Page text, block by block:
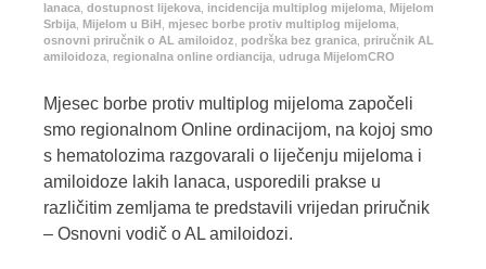
lanaca dostupnost lijekova incidencija multiplog mijeloma Mijelom
Srbija Mijelom u BiH mjesec borbe protiv multiplog mijeloma
osnovni priručnik o AL amiloidoz
podrška bez granica priručnik AL
amiloidoza regionalna online ordiancija udruga MijelomCRO
Mjesec borbe protiv multiplog mijeloma započeli
smo regionalnom Online ordinacijom, na kojoj smo
s hematolozima razgovarali o liječenju mijeloma i
amiloidoze lakih lanaca, usporedili prakse u
različitim zemljama te predstavili vrijedan priručnik
– Osnovni vodič o AL amiloidozi.